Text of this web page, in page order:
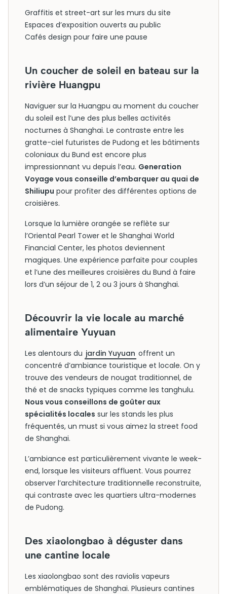
Graffitis et street-art sur les murs du site
Espaces d’exposition ouverts au public
Cafés design pour faire une pause
Un coucher de soleil en bateau sur la
rivière Huangpu
Naviguer sur la Huangpu au moment du coucher
du soleil est l’une des plus belles activités
nocturnes à Shanghai. Le contraste entre les
gratte-ciel futuristes de Pudong et les bâtiments
coloniaux du Bund est encore plus
impressionnant vu depuis l’eau. Generation
Voyage vous conseille d’embarquer au quai de
Shiliupu pour profiter des différentes options de
croisières.
Lorsque la lumière orangée se reflète sur
l’Oriental Pearl Tower et le Shanghai World
Financial Center, les photos deviennent
magiques. Une expérience parfaite pour couples
et l’une des meilleures croisières du Bund à faire
lors d’un séjour de 1, 2 ou 3 jours à Shanghai.
Découvrir la vie locale au marché
alimentaire Yuyuan
Les alentours du jardin Yuyuan offrent un
concentré d’ambiance touristique et locale. On y
trouve des vendeurs de nougat traditionnel, de
thé et de snacks typiques comme les tanghulu.
Nous vous conseillons de goûter aux
spécialités locales sur les stands les plus
fréquentés, un must si vous aimez la street food
de Shanghai.
L’ambiance est particulièrement vivante le week-
end, lorsque les visiteurs affluent. Vous pourrez
observer l’architecture traditionnelle reconstruite,
qui contraste avec les quartiers ultra-modernes
de Pudong.
Des xiaolongbao à déguster dans
une cantine locale
Les xiaolongbao sont des raviolis vapeurs
emblématiques de Shanghai. Plusieurs cantines